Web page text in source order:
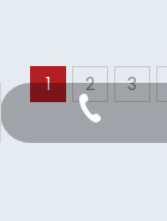
1 2 3